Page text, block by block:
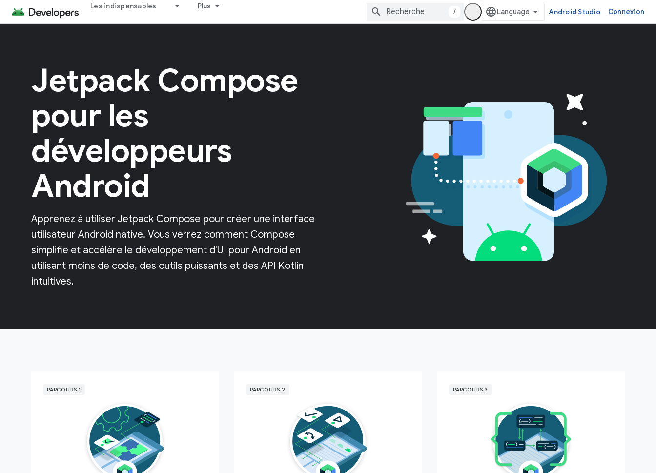
Les indispensables Plus
/ Android Studio Connexion
Jetpack Compose
pour les
développeurs
Android
Apprenez à utiliser Jetpack Compose pour créer une interface
utilisateur Android native. Vous verrez comment Compose
simplifie et accélère le développement d'UI pour Android en
utilisant moins de code, des outils puissants et des API Kotlin
intuitives.
PARCOURS 1 PARCOURS 2 PARCOURS 3